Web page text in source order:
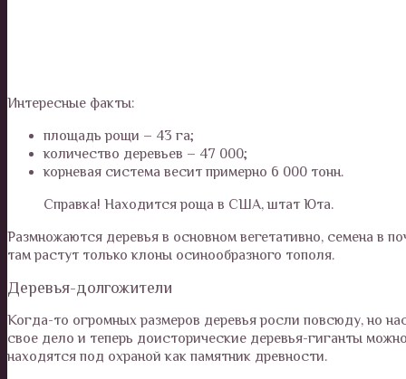
Интересные факты:
площадь рощи – 43 га;
количество деревьев – 47 000;
корневая система весит примерно 6 000 тонн.
Справка! Находится роща в США, штат Юта.
Размножаются деревья в основном вегетативно, семена в
там растут только клоны осинообразного тополя.
Деревья-долгожители
Когда-то огромных размеров деревья росли повсюду, но
свое дело и теперь доисторические деревья-гиганты
находятся под охраной как памятник древности.